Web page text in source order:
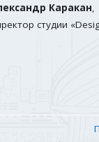
Каракан,
студии